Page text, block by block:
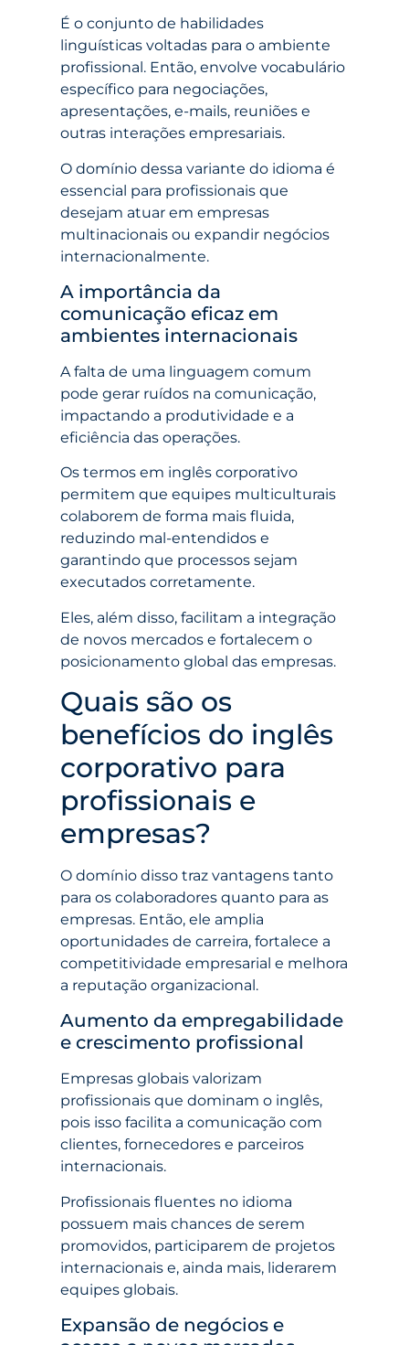
É o conjunto de habilidades
linguísticas voltadas para o ambiente
profissional. Então, envolve vocabulário
específico para negociações,
apresentações, e-mails, reuniões e
outras interações empresariais.
O domínio dessa variante do idioma é
essencial para profissionais que
desejam atuar em empresas
multinacionais ou expandir negócios
internacionalmente.
A importância da
comunicação eficaz em
ambientes internacionais
A falta de uma linguagem comum
pode gerar ruídos na comunicação,
impactando a produtividade e a
eficiência das operações.
Os termos em inglês corporativo
permitem que equipes multiculturais
colaborem de forma mais fluida,
reduzindo mal-entendidos e
garantindo que processos sejam
executados corretamente.
Eles, além disso, facilitam a integração
de novos mercados e fortalecem o
posicionamento global das empresas.
Quais são os
benefícios do inglês
corporativo para
profissionais e
empresas?
O domínio disso traz vantagens tanto
para os colaboradores quanto para as
empresas. Então, ele amplia
oportunidades de carreira, fortalece a
competitividade empresarial e melhora
a reputação organizacional.
Aumento da empregabilidade
e crescimento profissional
Empresas globais valorizam
profissionais que dominam o inglês,
pois isso facilita a comunicação com
clientes, fornecedores e parceiros
internacionais.
Profissionais fluentes no idioma
possuem mais chances de serem
promovidos, participarem de projetos
internacionais e, ainda mais, liderarem
equipes globais.
Expansão de negócios e